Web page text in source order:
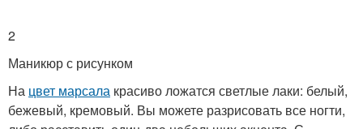
2
Маникюр с рисунком
На цвет марсала красиво ложатся светлые лаки: белый,
бежевый, кремовый. Вы можете разрисовать все ногти,